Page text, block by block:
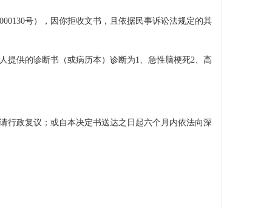
号），因你拒收文书，且依据民事诉讼法规定的其
提供的诊断书（或病历本）诊断为1、急性脑梗死2、高
行政复议；或自本决定书送达之日起六个月内依法向深